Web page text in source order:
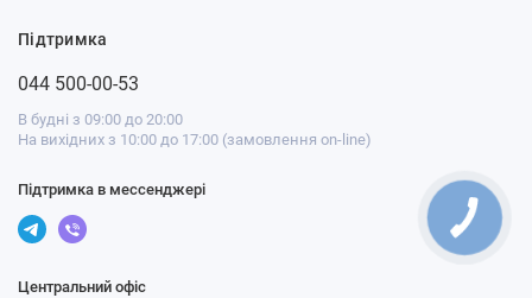
Підтримка
044 500-00-53
В будні з 09:00 до 20:00
На вихідних з 10:00 до 17:00 (замовлення on-line)
Підтримка в мессенджері
Центральний офіс